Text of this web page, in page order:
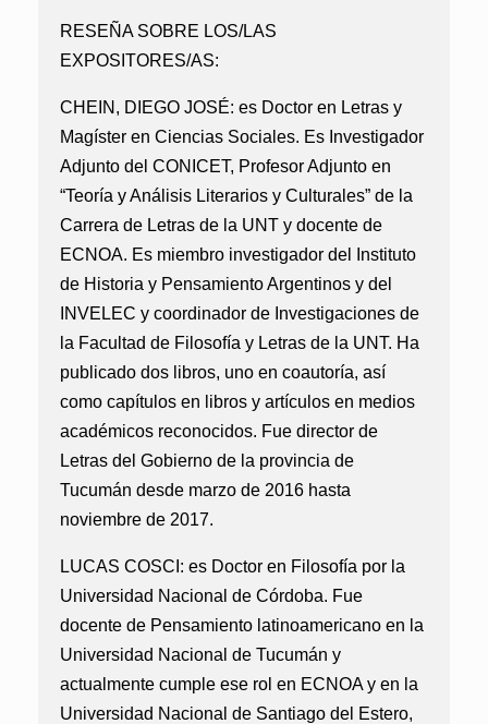
RESEÑA SOBRE LOS/LAS
EXPOSITORES/AS:
CHEIN, DIEGO JOSÉ: es Doctor en Letras y
Magíster en Ciencias Sociales. Es Investigador
Adjunto del CONICET, Profesor Adjunto en
“Teoría y Análisis Literarios y Culturales” de la
Carrera de Letras de la UNT y docente de
ECNOA. Es miembro investigador del Instituto
de Historia y Pensamiento Argentinos y del
INVELEC y coordinador de Investigaciones de
la Facultad de Filosofía y Letras de la UNT. Ha
publicado dos libros, uno en coautoría, así
como capítulos en libros y artículos en medios
académicos reconocidos. Fue director de
Letras del Gobierno de la provincia de
Tucumán desde marzo de 2016 hasta
noviembre de 2017.
LUCAS COSCI: es Doctor en Filosofía por la
Universidad Nacional de Córdoba. Fue
docente de Pensamiento latinoamericano en la
Universidad Nacional de Tucumán y
actualmente cumple ese rol en ECNOA y en la
Universidad Nacional de Santiago del Estero,